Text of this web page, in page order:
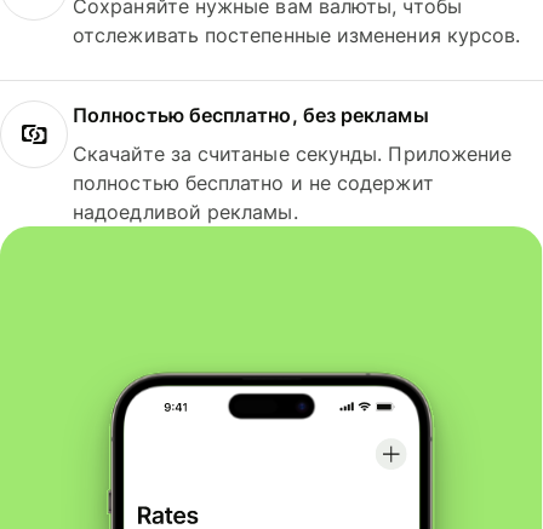
Сохраняйте нужные вам валюты, чтобы
отслеживать постепенные изменения курсов.
Полностью бесплатно, без рекламы
Скачайте за считаные секунды. Приложение
полностью бесплатно и не содержит
надоедливой рекламы.